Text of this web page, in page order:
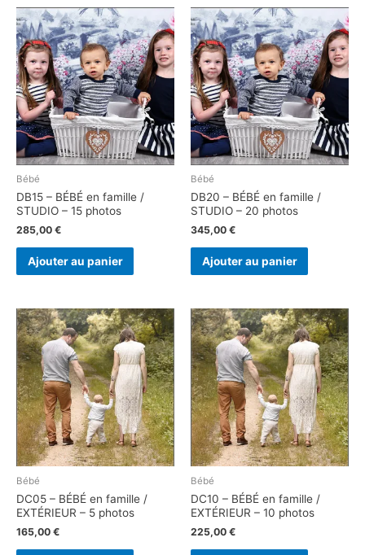
Bébé
DB15 – BÉBÉ en famille /
STUDIO – 15 photos
285,00 €
Ajouter au panier
Bébé
DB20 – BÉBÉ en famille /
STUDIO – 20 photos
345,00 €
Ajouter au panier
Bébé
DC05 – BÉBÉ en famille /
EXTÉRIEUR – 5 photos
165,00 €
Bébé
DC10 – BÉBÉ en famille /
EXTÉRIEUR – 10 photos
225,00 €